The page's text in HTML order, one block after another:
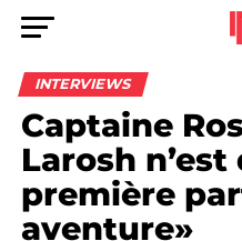
INTERVIEWS
Captaine
Larosh n’est
première
aventure»